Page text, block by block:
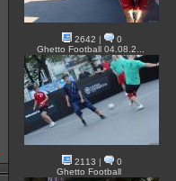
2642 |
0
Ghetto Football 04.08.2...
2113 |
0
Ghetto Football